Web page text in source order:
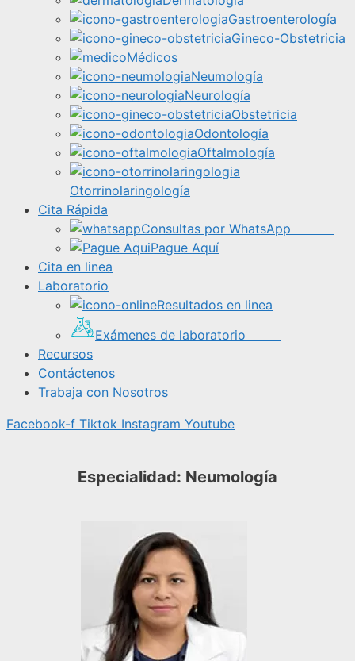
Gastroenterología
Gineco-Obstetricia
Médicos
Neumología
Neurología
Obstetricia
Odontología
Oftalmología
Otorrinolaringología
Cita Rápida
Consultas por WhatsApp
Pague Aquí
Cita en linea
Laboratorio
Resultados en linea
Exámenes de laboratorio
Recursos
Contáctenos
Trabaja con Nosotros
Facebook-f Tiktok Instagram Youtube
Especialidad: Neumología